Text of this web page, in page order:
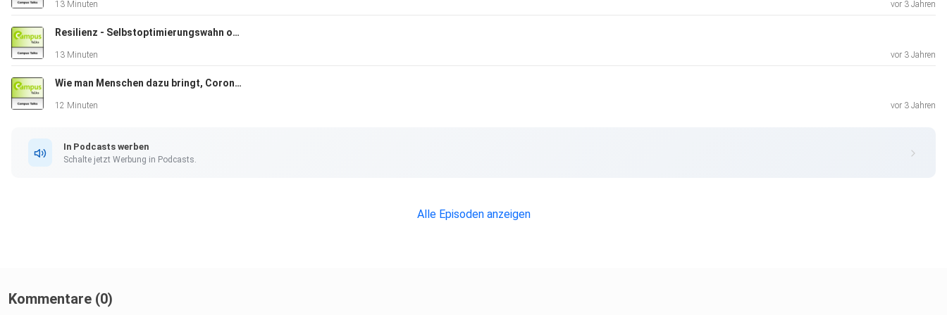
13 Minuten vor 3 Jahren
Resilienz - Selbstoptimierungswahn oder Selbstfürsorge?
13 Minuten vor 3 Jahren
Wie man Menschen dazu bringt, Corona-Maßnahmen zu befolgen
12 Minuten vor 3 Jahren
In Podcasts werben
Schalte jetzt Werbung in Podcasts.
Alle Episoden anzeigen
Kommentare (0)